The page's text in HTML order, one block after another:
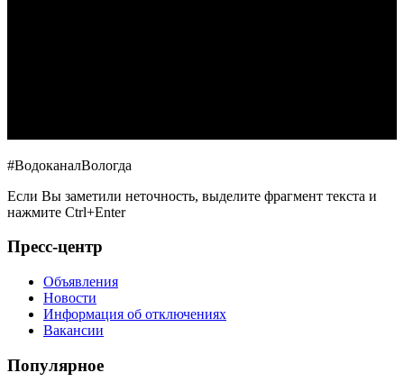
#ВодоканалВологда
Если Вы заметили неточность, выделите фрагмент текста и
нажмите Ctrl+Enter
Пресс-центр
Объявления
Новости
Информация об отключениях
Вакансии
Популярное